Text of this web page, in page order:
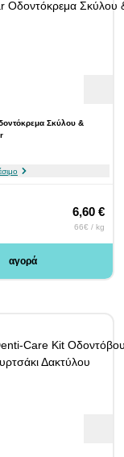
Σκύλου &
6,60 €
66€ / kg
αγορά